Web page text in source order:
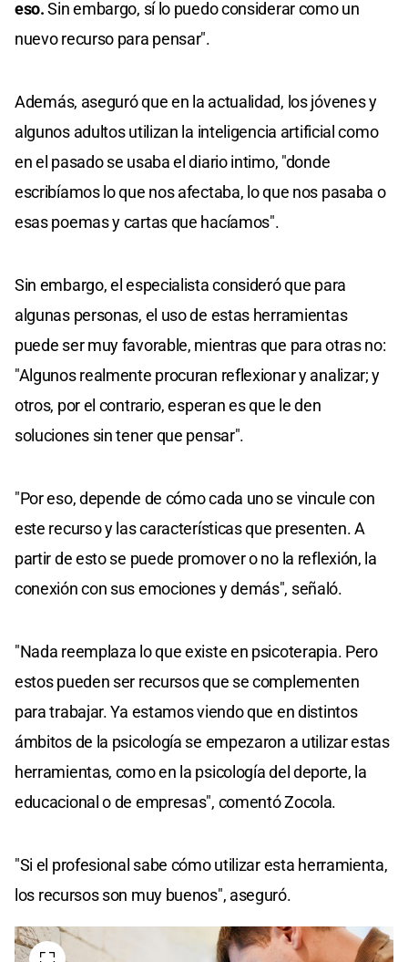
eso.Sin embargo, sí lo puedo considerar como un
nuevo recurso para pensar".
Además, aseguró que en la actualidad, los jóvenes y
algunos adultos utilizan la inteligencia artificial como
en el pasado se usaba el diario intimo, "donde
escribíamos lo que nos afectaba, lo que nos pasaba o
esas poemas y cartas que hacíamos".
Sin embargo, el especialista consideró que para
algunas personas, el uso de estas herramientas
puede ser muy favorable, mientras que para otras no:
"Algunos realmente procuran reflexionar y analizar; y
otros, por el contrario, esperan es que le den
soluciones sin tener que pensar".
"Por eso, depende de cómo cada uno se vincule con
este recurso y las características que presenten. A
partir de esto se puede promover o no la reflexión, la
conexión con sus emociones y demás", señaló.
"Nada reemplaza lo que existe en psicoterapia. Pero
estos pueden ser recursos que se complementen
para trabajar. Ya estamos viendo que en distintos
ámbitos de la psicología se empezaron a utilizar estas
herramientas, como en la psicología del deporte, la
educacional o de empresas", comentó Zocola.
"Si el profesional sabe cómo utilizar esta herramienta,
los recursos son muy buenos", aseguró.